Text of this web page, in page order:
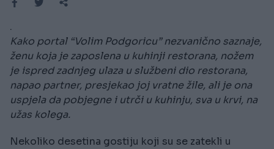
.
Kako portal “Volim Podgoricu” nezvanično saznaje,
ženu koja je zaposlena u kuhinji restorana, nožem
je ispred zadnjeg ulaza u službeni dio restorana,
napao partner, presjekao joj vratne žile, ali je ona
uspjela da pobjegne i utrči u kuhinju, sva u krvi, na
užas kolega.
Nekoliko desetina gostiju koji su se zatekli u